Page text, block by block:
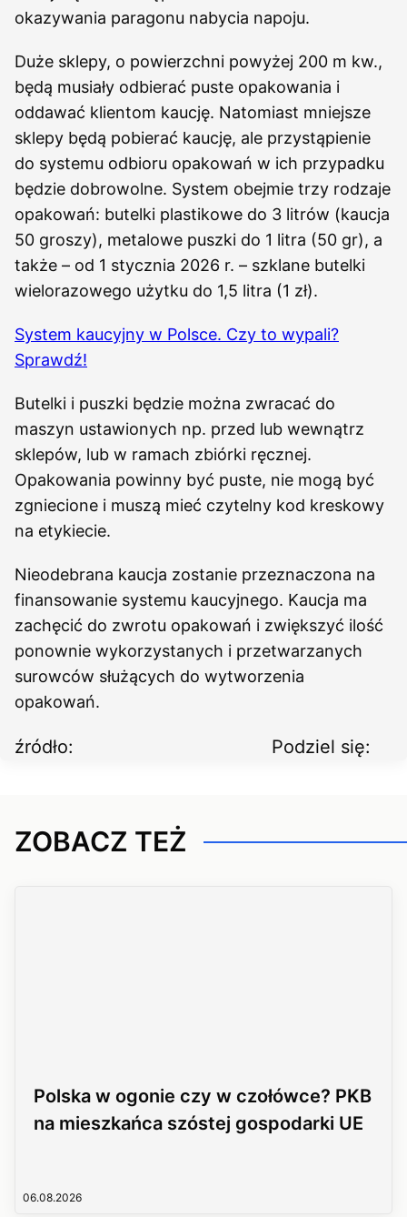
okazywania paragonu nabycia napoju.
Duże sklepy, o powierzchni powyżej 200 m kw.,
będą musiały odbierać puste opakowania i
oddawać klientom kaucję. Natomiast mniejsze
sklepy będą pobierać kaucję, ale przystąpienie
do systemu odbioru opakowań w ich przypadku
będzie dobrowolne. System obejmie trzy rodzaje
opakowań: butelki plastikowe do 3 litrów (kaucja
50 groszy), metalowe puszki do 1 litra (50 gr), a
także – od 1 stycznia 2026 r. – szklane butelki
wielorazowego użytku do 1,5 litra (1 zł).
System kaucyjny w Polsce. Czy to wypali?
Sprawdź!
Butelki i puszki będzie można zwracać do
maszyn ustawionych np. przed lub wewnątrz
sklepów, lub w ramach zbiórki ręcznej.
Opakowania powinny być puste, nie mogą być
zgniecione i muszą mieć czytelny kod kreskowy
na etykiecie.
Nieodebrana kaucja zostanie przeznaczona na
finansowanie systemu kaucyjnego. Kaucja ma
zachęcić do zwrotu opakowań i zwiększyć ilość
ponownie wykorzystanych i przetwarzanych
surowców służących do wytworzenia
opakowań.
źródło: Podziel się:
ZOBACZ TEŻ
Polska w ogonie czy w czołówce? PKB
na mieszkańca szóstej gospodarki UE
06.08.2026